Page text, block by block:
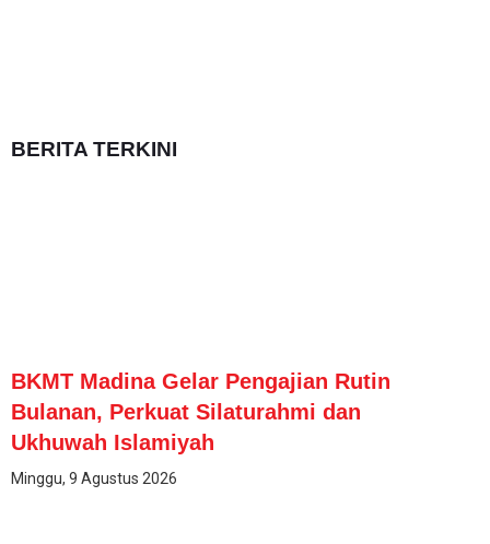
BERITA TERKINI
BKMT Madina Gelar Pengajian Rutin
Bulanan, Perkuat Silaturahmi dan
Ukhuwah Islamiyah
Minggu, 9 Agustus 2026